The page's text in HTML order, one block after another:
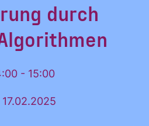
durch
- 15:00